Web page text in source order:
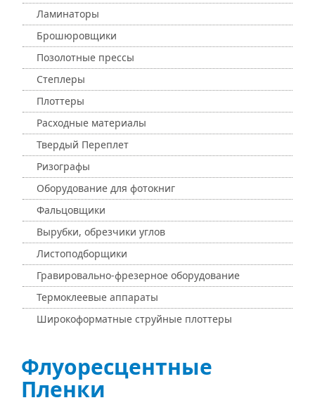
Ламинаторы
Брошюровщики
Позолотные прессы
Степлеры
Плоттеры
Расходные материалы
Твердый Переплет
Ризографы
Оборудование для фотокниг
Фальцовщики
Вырубки, обрезчики углов
Листоподборщики
Гравировально-фрезерное оборудование
Термоклеевые аппараты
Широкоформатные струйные плоттеры
Флуоресцентные
Пленки